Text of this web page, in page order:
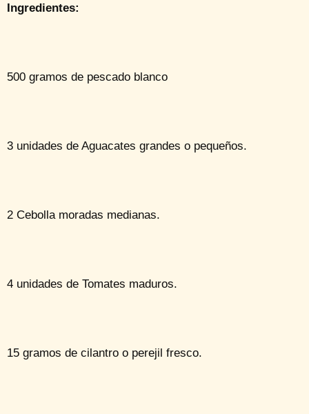
Ingredientes:
500 gramos de pescado blanco
3 unidades de Aguacates grandes o pequeños.
2 Cebolla moradas medianas.
4 unidades de Tomates maduros.
15 gramos de cilantro o perejil fresco.